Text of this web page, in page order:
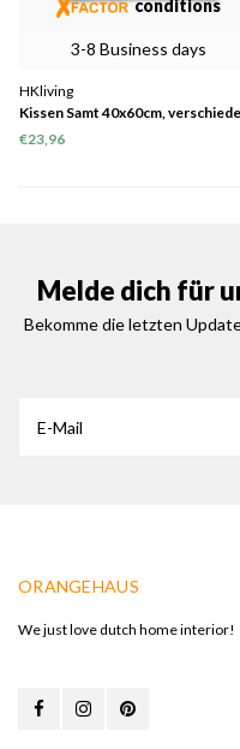
3-8 Business days
conditions
HKliving
Kissen Samt 40x60cm,
Farben
€23,96
Melde dich für
Bekomme die letzten
ORANGEHAUS
We just love dutch home interior!